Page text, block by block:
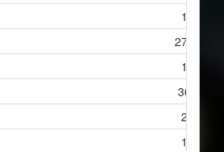
1
275
1
36
2
1